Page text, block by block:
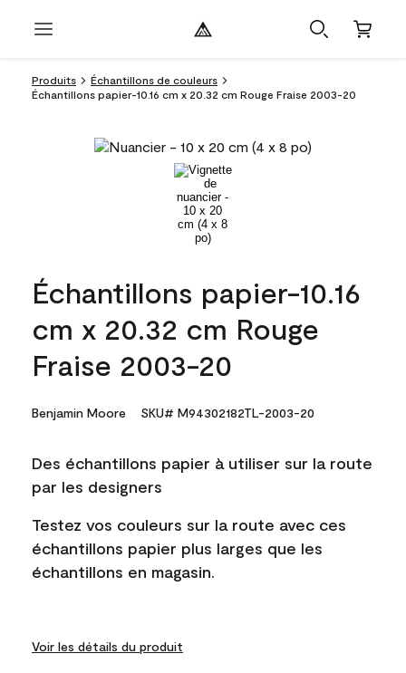
Produits
Échantillons de couleurs
Échantillons papier-10.16 cm x 20.32 cm Rouge Fraise 2003-20
Échantillons papier-10.16
cm x 20.32 cm Rouge
Fraise 2003-20
Benjamin Moore SKU# M94302182TL-2003-20
Des échantillons papier à utiliser sur la route
par les designers
Testez vos couleurs sur la route avec ces
échantillons papier plus larges que les
échantillons en magasin.
Voir les détails du produit